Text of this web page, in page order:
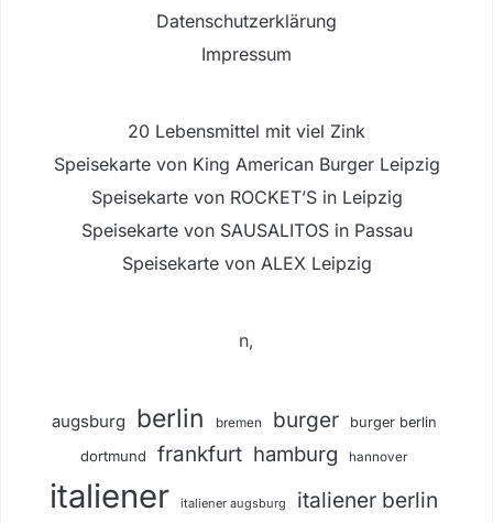
Datenschutzerklärung
Impressum
20 Lebensmittel mit viel Zink
Speisekarte von King American Burger Leipzig
Speisekarte von ROCKET’S in Leipzig
Speisekarte von SAUSALITOS in Passau
Speisekarte von ALEX Leipzig
n,
augsburg berlin bremen burger burger berlin
dortmund frankfurt hamburg hannover
italiener italiener augsburg italiener berlin